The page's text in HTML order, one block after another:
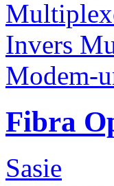
Invers
Modem-
Fibra
Sasie